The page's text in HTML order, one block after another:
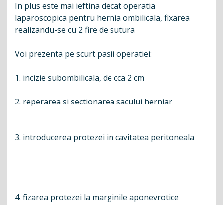
In plus este mai ieftina decat operatia
laparoscopica pentru hernia ombilicala, fixarea
realizandu-se cu 2 fire de sutura
Voi prezenta pe scurt pasii operatiei:
1. incizie subombilicala, de cca 2 cm
2. reperarea si sectionarea sacului herniar
3. introducerea protezei in cavitatea peritoneala
4. fizarea protezei la marginile aponevrotice